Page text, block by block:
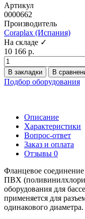
Артикул
0000662
Производитель
Coraplax (Испания)
На складе ✓
10 166 р.
В закладки
В
Подбор оборудования
Описание
Характеристики
Вопрос-ответ
Заказ и оплата
Отзывы 0
Фланцевое соединение
ПВХ
оборудования для
применяется для
одинакового диаметра.